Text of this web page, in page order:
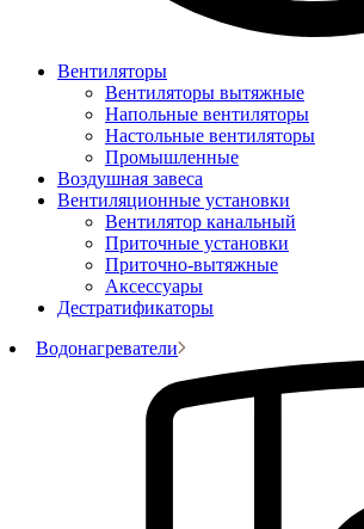
Вентиляторы
Вентиляторы вытяжные
Напольные вентиляторы
Настольные вентиляторы
Промышленные
Воздушная завеса
Вентиляционные установки
Вентилятор канальный
Приточные установки
Приточно-вытяжные
Аксессуары
Дестратификаторы
Водонагреватели